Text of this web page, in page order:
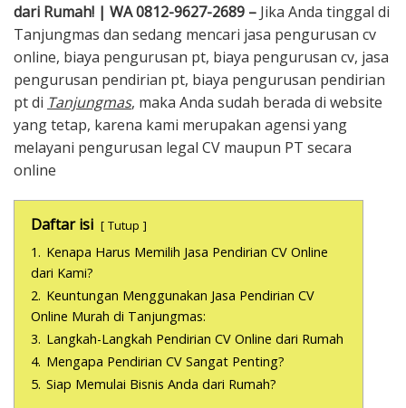
dari Rumah! | WA 0812-9627-2689 – Jika Anda tinggal di
Tanjungmas dan sedang mencari jasa pengurusan cv
online, biaya pengurusan pt, biaya pengurusan cv, jasa
pengurusan pendirian pt, biaya pengurusan pendirian
pt di Tanjungmas, maka Anda sudah berada di website
yang tetap, karena kami merupakan agensi yang
melayani pengurusan legal CV maupun PT secara
online
Daftar isi Tutup
1. Kenapa Harus Memilih Jasa Pendirian CV Online
dari Kami?
2. Keuntungan Menggunakan Jasa Pendirian CV
Online Murah di Tanjungmas:
3. Langkah-Langkah Pendirian CV Online dari Rumah
4. Mengapa Pendirian CV Sangat Penting?
5. Siap Memulai Bisnis Anda dari Rumah?